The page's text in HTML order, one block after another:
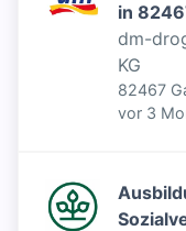
in
dm-
KG
82467
vor 3